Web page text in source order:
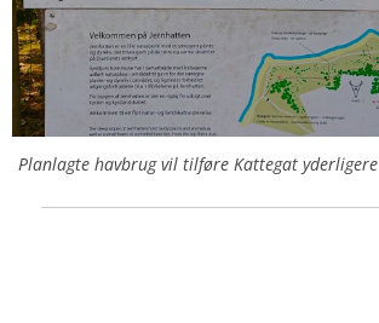
Planlagte havbrug vil tilføre Kattegat yderligere